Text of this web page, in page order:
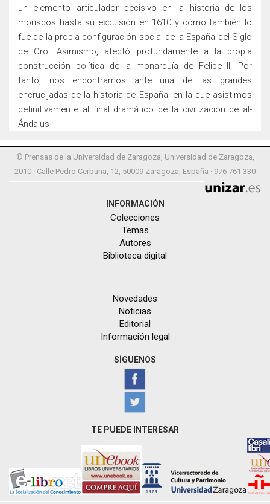
un elemento articulador decisivo en la historia de los
moriscos hasta su expulsión en 1610 y cómo también lo
fue de la propia configuración social de la España del Siglo
de Oro. Asimismo, afectó profundamente a la propia
construcción política de la monarquía de Felipe II. Por
tanto, nos encontramos ante una de las grandes
encrucijadas de la historia de España, en la que asistimos
definitivamente al final dramático de la civilización de al-
Ándalus
© Prensas de la Universidad de Zaragoza, Universidad de Zaragoza,
2010 · Calle Pedro Cerbuna, 12, 50009 Zaragoza, España · 976 761 330
INFORMACIÓN
Colecciones
Temas
Autores
Biblioteca digital
Novedades
Noticias
Editorial
Información legal
SÍGUENOS
TE PUEDE INTERESAR